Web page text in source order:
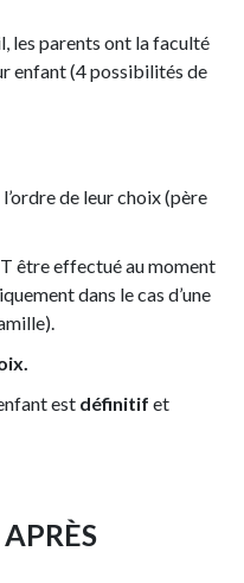
les parents ont la faculté
enfant (4 possibilités de
de leur choix (père
être effectué au moment
dans le cas d’une
est définitif et